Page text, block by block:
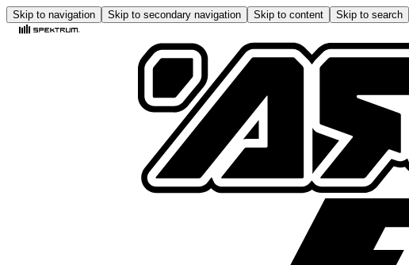
Skip to navigation Skip to secondary navigation Skip to content Skip to search